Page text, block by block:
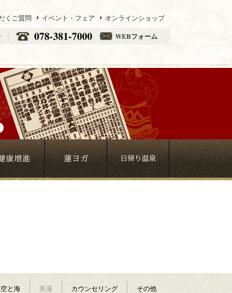
くご質問 イベント・フェア オンラインショップ
078-381-7000 WEBフォーム
空と海 美蓮 カウンセリング その他